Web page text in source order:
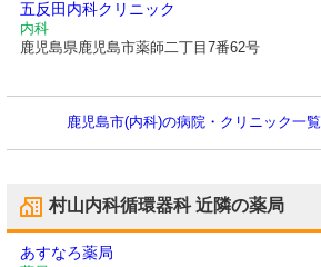
五反田内科クリニック
内科
鹿児島県鹿児島市薬師二丁目7番62号
鹿児島市(内科)の病院・クリニック一覧
村山内科循環器科近隣の薬局
あすなろ薬局